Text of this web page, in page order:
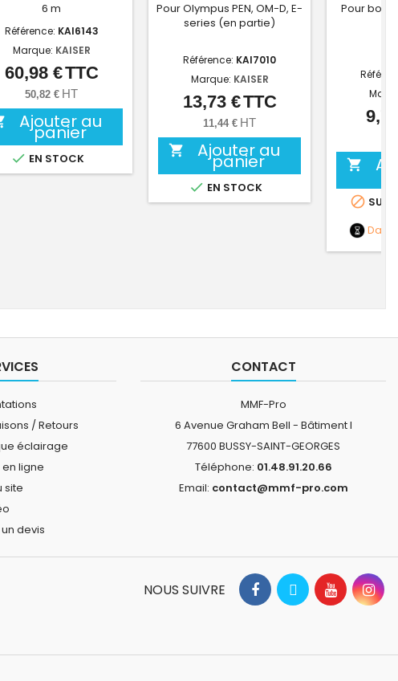
6 m
Référence: KAI6143
Marque: KAISER
Prix
60,98 €TTC
50,82 € HT
Ajouter au
panier
 EN STOCK
Pour Olympus PEN, OM-D, E-
series (en partie)
Référence: KAI7010
Marque: KAISER
Prix
13,73 €TTC
11,44 € HT
 Ajouter au
panier
 EN STOCK
Pour

 SUR
Date
/ Retours
éclairage
ligne
site
devis
CONTACT
MMF-Pro
6 Avenue Graham Bell - Bâtiment I
77600 BUSSY-SAINT-GEORGES
Téléphone: 01.48.91.20.66
Email: contact@mmf-pro.com
NOUS SUIVRE